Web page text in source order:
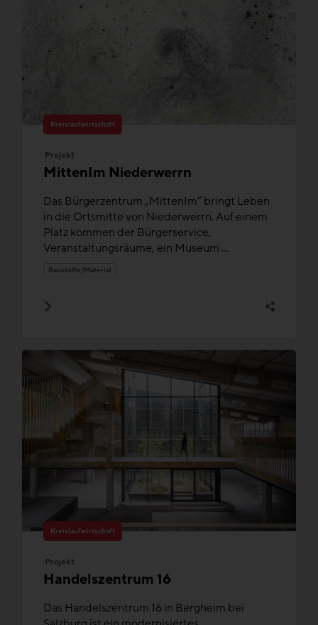
Kreislaufwirtschaft
Projekt
MittenIm Niederwerrn
Das Bürgerzentrum „MittenIm“ bringt Leben
in die Ortsmitte von Niederwerrn. Auf einem
Platz kommen der Bürgerservice,
Veranstaltungsräume, ein Museum ...
Baustoffe/Material
Kreislaufwirtschaft
Projekt
Handelszentrum 16
Das Handelszentrum 16 in Bergheim bei